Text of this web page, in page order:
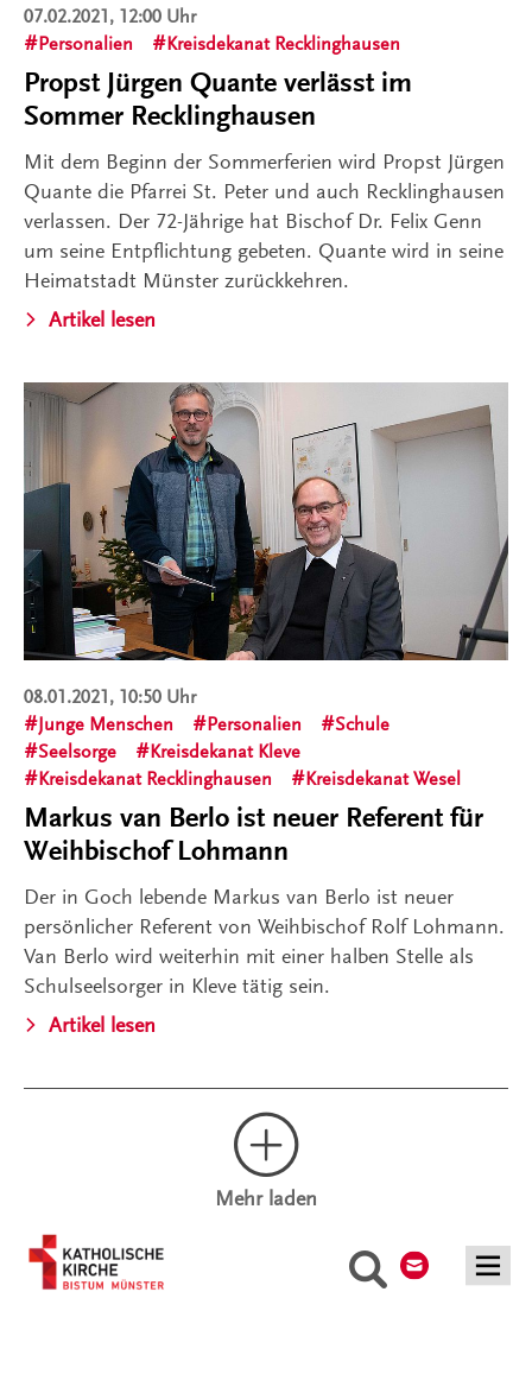
Suche
07.02.2021, 12:00 Uhr
Personalien
Kreisdekanat Recklinghausen
Propst Jürgen Quante verlässt im
Sommer Recklinghausen
Mit dem Beginn der Sommerferien wird Propst Jürgen
Quante die Pfarrei St. Peter und auch Recklinghausen
verlassen. Der 72-Jährige hat Bischof Dr. Felix Genn
um seine Entpflichtung gebeten. Quante wird in seine
Heimatstadt Münster zurückkehren.
Artikel lesen
08.01.2021, 10:50 Uhr
Junge Menschen
Personalien
Schule
Seelsorge
Kreisdekanat Kleve
Kreisdekanat Recklinghausen
Kreisdekanat Wesel
Markus van Berlo ist neuer Referent für
Weihbischof Lohmann
Der in Goch lebende Markus van Berlo ist neuer
persönlicher Referent von Weihbischof Rolf Lohmann.
Van Berlo wird weiterhin mit einer halben Stelle als
Schulseelsorger in Kleve tätig sein.
Artikel lesen
Mehr laden